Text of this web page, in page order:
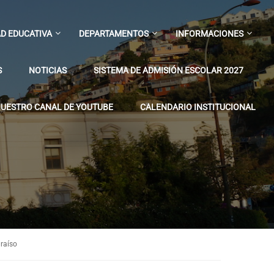
EDUCATIVA DEPARTAMENTOS INFORMACIONES
NOTICIAS SISTEMA DE ADMISIÓN ESCOLAR 2027
CANAL DE YOUTUBE CALENDARIO INSTITUCIONAL